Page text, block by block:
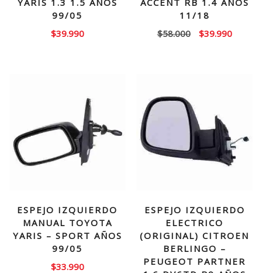
YARIS 1.3 1.5 AÑOS
99/05
$39.990
ACCENT RB 1.4 AÑOS
11/18
$58.000
El
$39.990El
ESPEJO IZQUIERDO
MANUAL TOYOTA
YARIS – SPORT AÑOS
99/05
$33.990
ESPEJO IZQUIERDO
ELECTRICO
(ORIGINAL) CITROEN
BERLINGO –
PEUGEOT PARTNER